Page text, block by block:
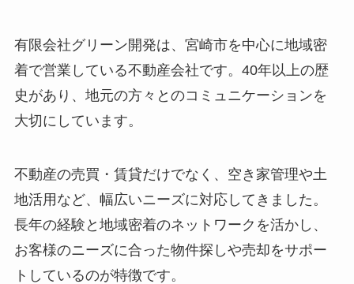
有限会社グリーン開発は、宮崎市を中心に地域密
着で営業している不動産会社です。40年以上の歴
史があり、地元の方々とのコミュニケーションを
大切にしています。
不動産の売買・賃貸だけでなく、空き家管理や土
地活用など、幅広いニーズに対応してきました。
長年の経験と地域密着のネットワークを活かし、
お客様のニーズに合った物件探しや売却をサポー
トしているのが特徴です。